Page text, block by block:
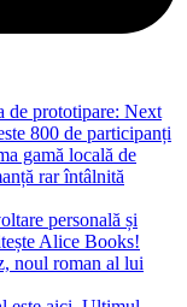
de prototipare: Next
800 de participanți
gamă locală de
rar întâlnită
personală și
Alice Books!
noul roman al lui